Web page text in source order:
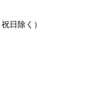
日除く）